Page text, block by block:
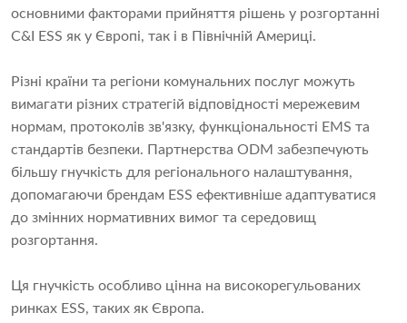
основними факторами прийняття рішень у розгортанні
C&I ESS як у Європі, так і в Північній Америці.
Різні країни та регіони комунальних послуг можуть
вимагати різних стратегій відповідності мережевим
нормам, протоколів зв'язку, функціональності EMS та
стандартів безпеки. Партнерства ODM забезпечують
більшу гнучкість для регіонального налаштування,
допомагаючи брендам ESS ефективніше адаптуватися
до змінних нормативних вимог та середовищ
розгортання.
Ця гнучкість особливо цінна на високорегульованих
ринках ESS, таких як Європа.